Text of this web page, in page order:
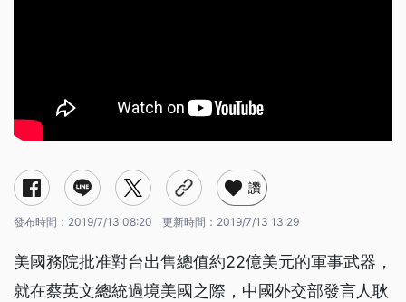
讚
發布時間： 2019/7/13 08:20 更新時間： 2019/7/13 13:29
美國務院批准對台出售總值約22億美元的軍事武器，
就在蔡英文總統過境美國之際，中國外交部發言人耿